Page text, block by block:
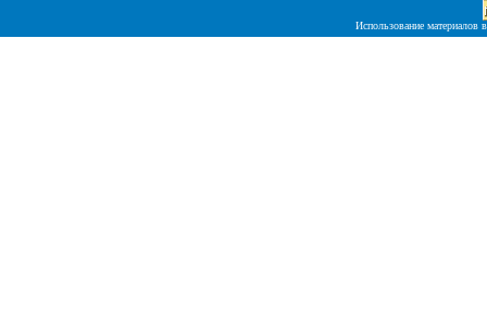
Использование материалов